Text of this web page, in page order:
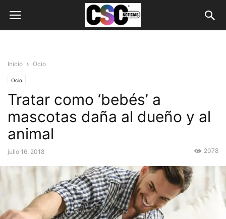
Inicio Ocio
Ocio
Tratar como ‘bebés’ a
mascotas daña al dueño y al
animal
julio 16, 2018 2078